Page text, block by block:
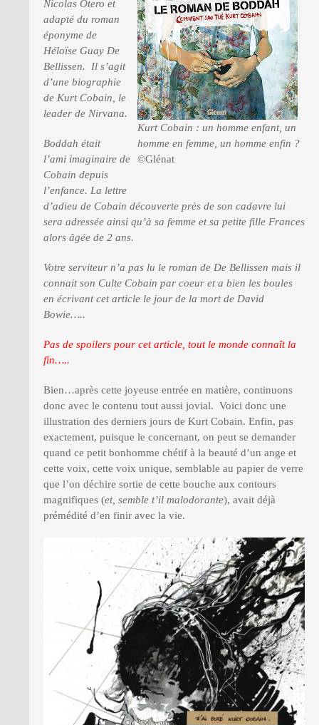
PRESSE
Kurt Cobain : un homme enfant, un
homme en femme, un homme enfin ?
©Glénat
Nicolas Otero et
adapté du roman
éponyme de
Héloïse Guay De
Bellissen. Il s’agit
d’une biographie
de Kurt Cobain, le
leader de Nirvana.
Boddah était
l’ami imaginaire de
Cobain depuis
l’enfance. La lettre
d’adieu de Cobain découverte près de son cadavre lui
sera adressée ainsi qu’à sa femme et sa petite fille Frances
alors âgée de 2 ans.
Votre serviteur n’a pas lu le roman de De Bellissen mais il
connait son Culte Cobain par coeur et a bien les boules
en écrivant cet article le jour de la mort de David
Bowie…..
Pas de spoilers pour cet article, tout le monde connaît la
fin…..
Bien…après cette joyeuse entrée en matière, continuons
donc avec le contenu tout aussi jovial. Voici donc une
illustration des derniers jours de Kurt Cobain. Enfin, pas
exactement, puisque le concernant, on peut se demander
quand ce petit bonhomme chétif à la beauté d’un ange et
cette voix, cette voix unique, semblable au papier de verre
que l’on déchire sortie de cette bouche aux contours
magnifiques (et, semble t’il malodorante), avait déjà
prémédité d’en finir avec la vie.